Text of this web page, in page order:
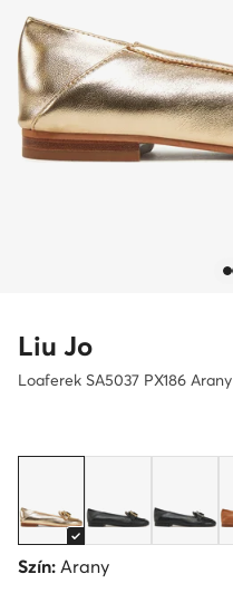
Liu Jo
Loaferek SA5037 PX186 Arany
Szín: Arany